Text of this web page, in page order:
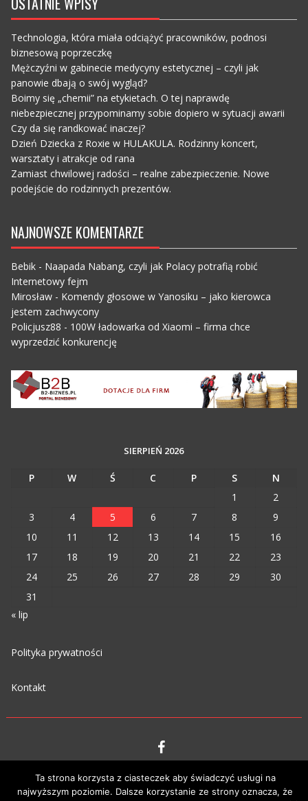
Technologia, która miała odciążyć pracowników, podnosi
biznesową poprzeczkę
Mężczyźni w gabinecie medycyny estetycznej – czyli jak
panowie dbają o swój wygląd?
Boimy się „chemii” na etykietach. O tej naprawdę
niebezpiecznej przypominamy sobie dopiero w sytuacji awarii
Czy da się randkować inaczej?
Dzień Dziecka z Roxie w HULAKULA. Rodzinny koncert,
warsztaty i atrakcje od rana
Zamiast chwilowej radości – realne zabezpieczenie. Nowe
podejście do rodzinnych prezentów.
NAJNOWSZE KOMENTARZE
Bebik- Naapada Nabang, czyli jak Polacy potrafią robić
Internetowy fejm
Mirosław- Komendy głosowe w Yanosiku – jako kierowca
jestem zachwycony
Policjusz88 - 100W ładowarka od Xiaomi – firma chce
wyprzedzić konkurencję
SIERPIEŃ 2026
P W Ś C P S
N
1
2
3
4 5 6 7 8
9
10
11 12 13 14 15
16
17
18 19 20 21 22
23
24
25 26 27 28 29
30
31
« lip
Polityka prywatności
Kontakt
VIPM © 2023
Ta strona korzysta z ciasteczek aby świadczyć usługi na
najwyższym poziomie. Dalsze korzystanie ze strony oznacza, że